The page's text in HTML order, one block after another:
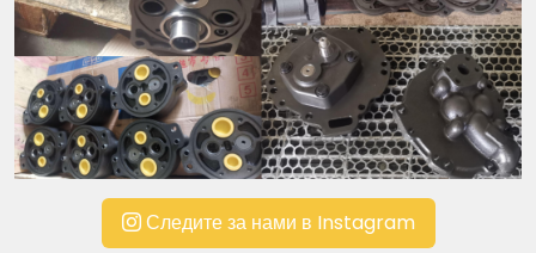
Следите за нами в Instagram